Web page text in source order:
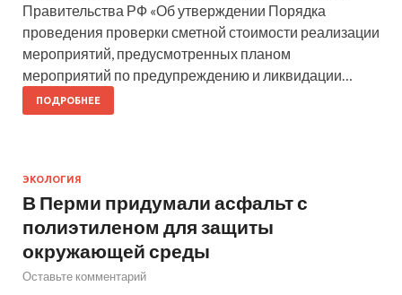
Правительства РФ «Об утверждении Порядка
проведения проверки сметной стоимости реализации
мероприятий, предусмотренных планом
мероприятий по предупреждению и ликвидации…
ПОДРОБНЕЕ
ЭКОЛОГИЯ
В Перми придумали асфальт с
полиэтиленом для защиты
окружающей среды
Оставьте комментарий